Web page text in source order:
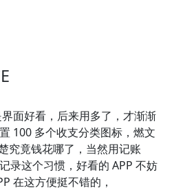
面好看，后来用多了，才渐渐
100 多个收支分类图标，燃文
究竟钱花哪了，当然用记账
录这个习惯，好看的 APP 不妨
在这方便挺不错的，